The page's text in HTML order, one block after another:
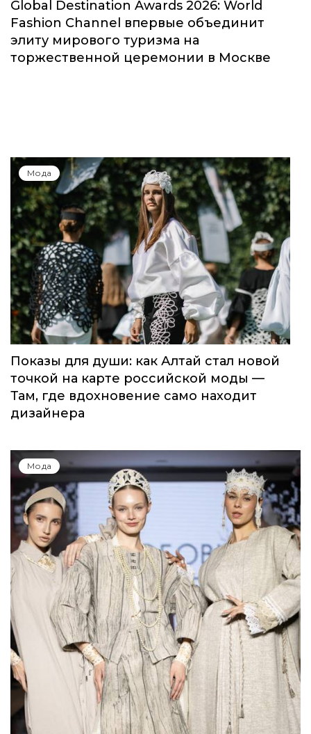
Global Destination Awards 2026: World
Fashion Channel впервые объединит
элиту мирового туризма на
торжественной церемонии в Москве
Мода
Показы для души: как Алтай стал новой
точкой на карте российской моды —
Там, где вдохновение само находит
дизайнера
Мода